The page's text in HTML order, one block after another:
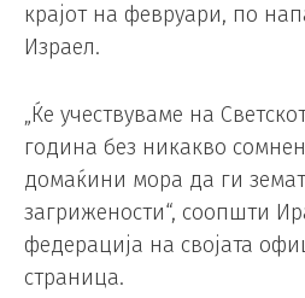
крајот на февруари, по
Израел.
„Ќе учествуваме на
година без никакво
домаќини мора да ги
загрижености“, соопшти
федерација на својата
страница.